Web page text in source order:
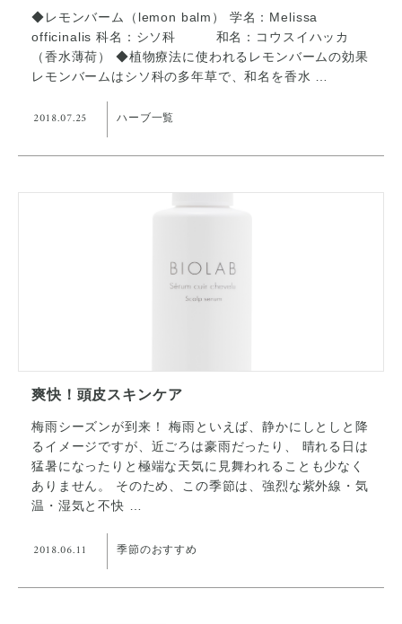
◆レモンバーム（lemon balm） 学名：Melissa
officinalis 科名：シソ科 和名：コウスイハッカ
（香水薄荷） ◆植物療法に使われるレモンバームの効果
レモンバームはシソ科の多年草で、和名を香水 …
2018.07.25 ハーブ一覧
爽快！頭皮スキンケア
梅雨シーズンが到来！ 梅雨といえば、静かにしとしと降
るイメージですが、近ごろは豪雨だったり、 晴れる日は
猛暑になったりと極端な天気に見舞われることも少なく
ありません。 そのため、この季節は、強烈な紫外線・気
温・湿気と不快 …
2018.06.11 季節のおすすめ